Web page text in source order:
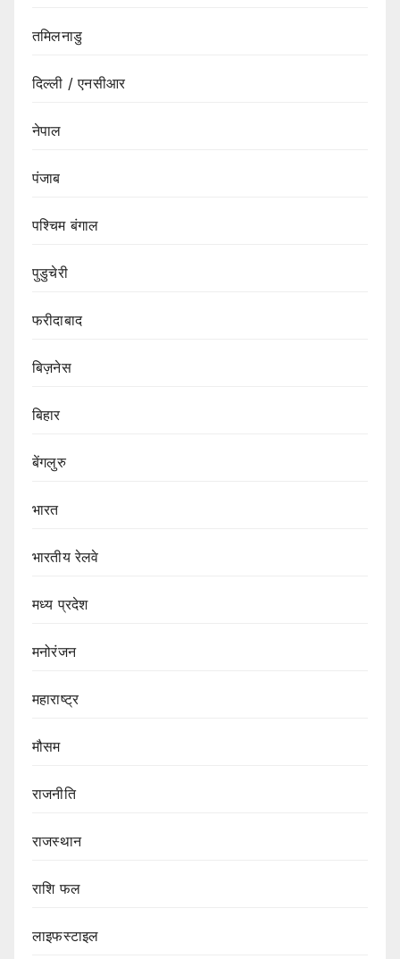
तमिलनाडु
दिल्ली / एनसीआर
नेपाल
पंजाब
पश्चिम बंगाल
पुडुचेरी
फरीदाबाद
बिज़नेस
बिहार
बेंगलुरु
भारत
भारतीय रेलवे
मध्य प्रदेश
मनोरंजन
महाराष्ट्र
मौसम
राजनीति
राजस्थान
राशि फल
लाइफस्टाइल